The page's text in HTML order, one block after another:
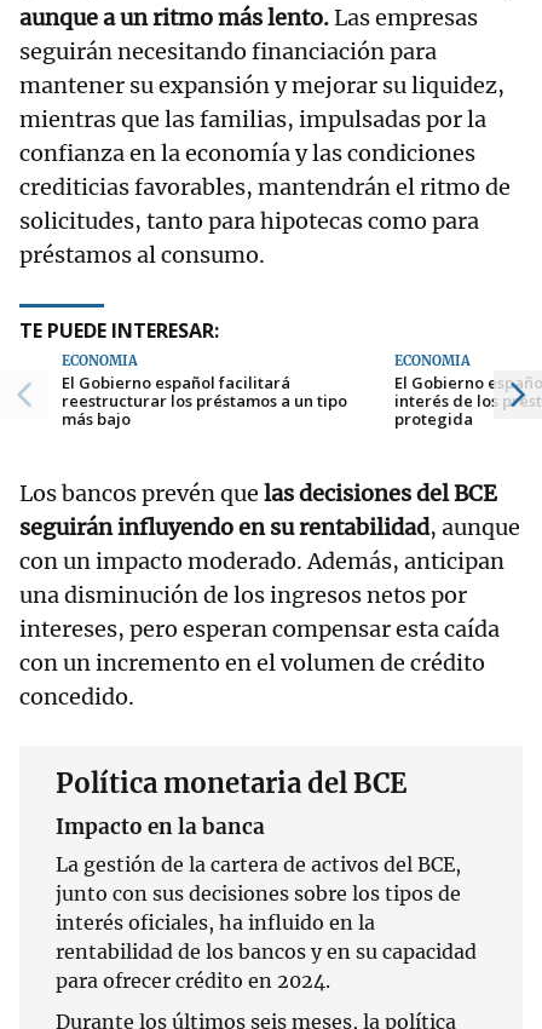
aunque a un ritmo más lento.Las empresas
seguirán necesitando financiación para
mantener su expansión y mejorar su liquidez,
mientras que las familias, impulsadas por la
confianza en la economía y las condiciones
crediticias favorables, mantendrán el ritmo de
solicitudes, tanto para hipotecas como para
préstamos al consumo.
TE PUEDE INTERESAR:
ECONOMÍA
El Gobierno español facilitará
reestructurar los préstamos a un tipo
más bajo
ECONOMÍA
El Gobierno
interés de los
protegida
Los bancos prevén que las decisiones del BCE
seguirán influyendo en su rentabilidad, aunque
con un impacto moderado. Además, anticipan
una disminución de los ingresos netos por
intereses, pero esperan compensar esta caída
con un incremento en el volumen de crédito
concedido.
Política monetaria del BCE
Impacto en la banca
La gestión de la cartera de activos del BCE,
junto con sus decisiones sobre los tipos de
interés oficiales, ha influido en la
rentabilidad de los bancos y en su capacidad
para ofrecer crédito en 2024.
Durante los últimos seis meses, la política